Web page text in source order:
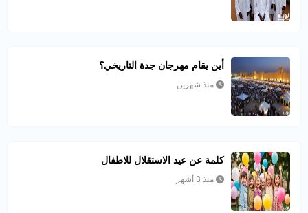
أين يقام مهرجان جدة التاريخي؟
منذ شهرين
كلمة عن عيد الاستقلال للاطفال
منذ 3 أشهر